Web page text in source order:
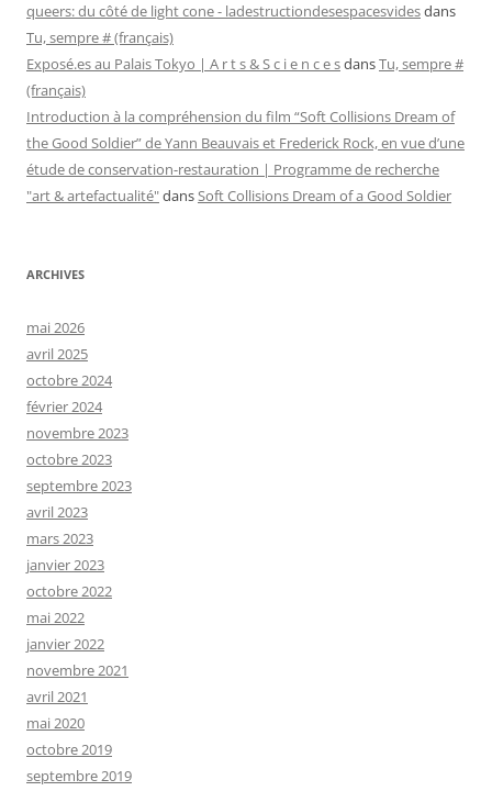
queers: du côté de light cone - ladestructiondesespacesvidesdans
Tu, sempre # (français)
Exposé.es au Palais Tokyo | A r t s & S c i e n c e sdansTu, sempre #
(français)
Introduction à la compréhension du film “Soft Collisions Dream of
the Good Soldier” de Yann Beauvais et Frederick Rock, en vue d’une
étude de conservation-restauration | Programme de recherche
"art & artefactualité"dansSoft Collisions Dream of a Good Soldier
ARCHIVES
mai 2026
avril 2025
octobre 2024
février 2024
novembre 2023
octobre 2023
septembre 2023
avril 2023
mars 2023
janvier 2023
octobre 2022
mai 2022
janvier 2022
novembre 2021
avril 2021
mai 2020
octobre 2019
septembre 2019